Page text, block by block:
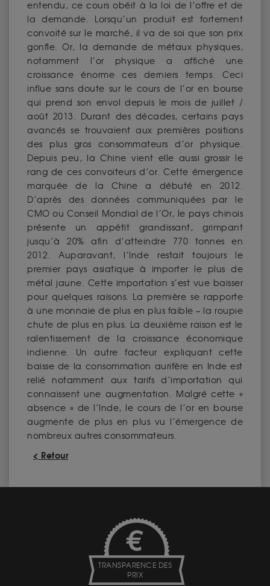
entendu, ce cours obéit à la loi de l’offre et de
la demande. Lorsqu’un produit est fortement
convoité sur le marché, il va de soi que son prix
gonfle. Or, la demande de métaux physiques,
notamment l’or physique a affiché une
croissance énorme ces derniers temps. Ceci
influe sans doute sur le cours de l’or en bourse
qui prend son envol depuis le mois de juillet /
août 2013. Durant des décades, certains pays
avancés se trouvaient aux premières positions
des plus gros consommateurs d’or physique.
Depuis peu, la Chine vient elle aussi grossir le
rang de ces convoiteurs d’or. Cette émergence
marquée de la Chine a débuté en 2012.
D’après des données communiquées par le
CMO ou Conseil Mondial de l’Or, le pays chinois
présente un appétit grandissant, grimpant
jusqu’à 20% afin d’atteindre 770 tonnes en
2012. Auparavant, l’Inde restait toujours le
premier pays asiatique à importer le plus de
métal jaune. Cette importation s’est vue baisser
pour quelques raisons. La première se rapporte
à une monnaie de plus en plus faible – la roupie
chute de plus en plus. La deuxième raison est le
ralentissement de la croissance économique
indienne. Un autre facteur expliquant cette
baisse de la consommation aurifère en Inde est
relié notamment aux tarifs d’importation qui
connaissent une augmentation. Malgré cette «
absence » de l’Inde, le cours de l’or en bourse
augmente de plus en plus vu l’émergence de
nombreux autres consommateurs.
< Retour
TRANSPARENCE DES
PRIX